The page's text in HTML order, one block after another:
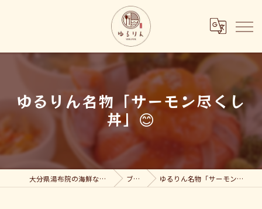
ゆるりん名物「サーモン尽くし
丼」😊
大分県湯布院の海鮮ならゆるりん ブログ ゆるりん名物「サーモン尽くし丼」😊